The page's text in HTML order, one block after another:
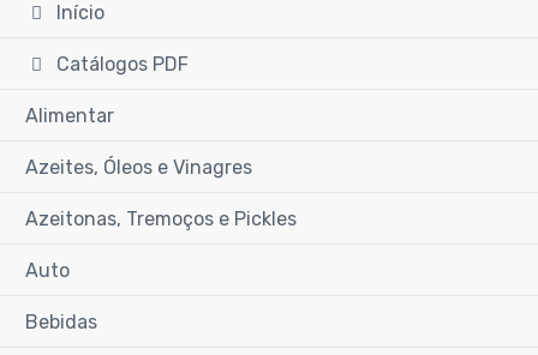
Início
Catálogos PDF
Alimentar
Azeites, Óleos e Vinagres
Azeitonas, Tremoços e Pickles
Auto
Bebidas